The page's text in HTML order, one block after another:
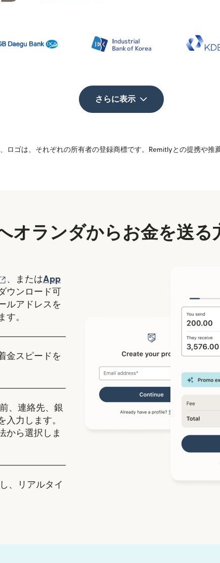
さらに表示
ロゴは、それぞれの所有者の登録商標です。Remitlyとの提携や推
オランダからお金を送る
（別ウィンドウで開きます）
、またはApp
す）
ィンドウで開きます）
ウンロード可
ルアドレスを
す。
金スピードを
、連絡先、銀
入力します。
から選択しま
、リアルタイ